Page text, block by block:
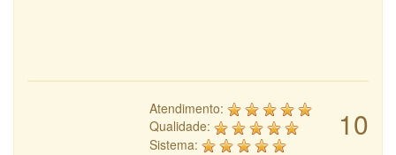
10
Atendimento:
Qualidade:
Sistema: